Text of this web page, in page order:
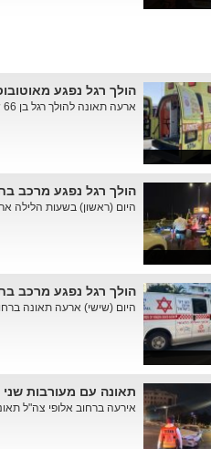
הולך רגל נפגע
ארעה תאונה להולך רגל בן 66 שפונה לבי״ח מעורפל
הולך רגל נפגע מרכב
היום (ראשון) בשעות הלילה
הולך רגל נפגע מרכב
היום (שישי) ארעה תאונה
תאונה עם מעורבות שני
אירעה ברחוב אלופי צה"ל